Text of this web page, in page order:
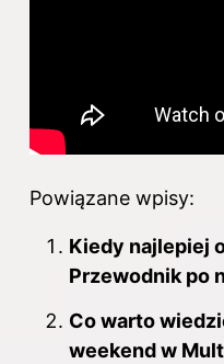
Powiązane wpisy:
Kiedy najlepiej
Przewodnik po
Co warto
weekend w